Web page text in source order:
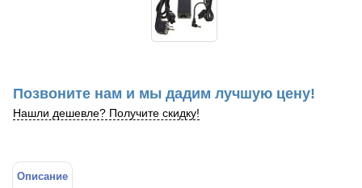
Позвоните нам и мы дадим лучшую цену!
Нашли дешевле? Получите скидку!
Описание